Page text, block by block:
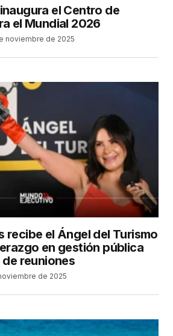
el Centro de
el Mundial 2026
noviembre de 2025
recibe el Ángel del Turismo
en gestión pública
reuniones
de 2025